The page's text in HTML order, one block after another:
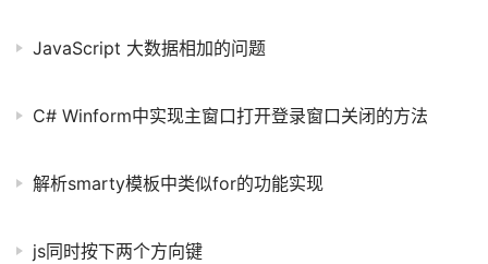
JavaScript 大数据相加的问题
C# Winform中实现主窗口打开登录窗口关闭的方法
解析smarty模板中类似for的功能实现
js同时按下两个方向键